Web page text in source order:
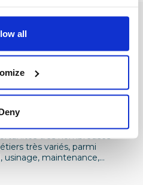
all
dans
Métallurgique en Île-
Recrute !
très nombreuses
très variés, parmi
usinage, maintenance,